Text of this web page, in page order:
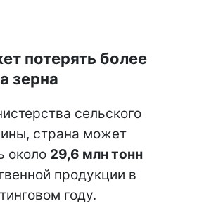
потерять более
зерна
сельского
страна может
около 29,6 млн тонн
продукции в
году.